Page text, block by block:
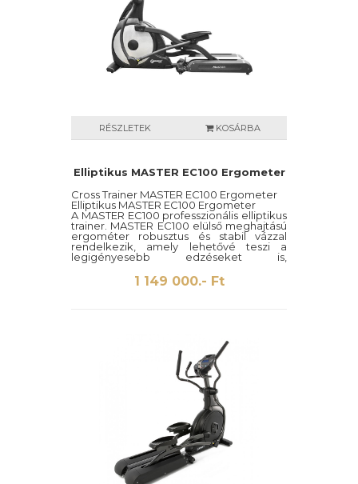
RÉSZLETEK KOSÁRBA
Elliptikus MASTER EC100 Ergometer
Cross Trainer MASTER EC100 Ergometer
Elliptikus MASTER EC100 Ergometer
A MASTER EC100 professzionális elliptikus
trainer. MASTER EC100 elülső meghajtású
ergométer robusztus és stabil vázzal
rendelkezik, amely lehetővé teszi a
legigényesebb edzéseket is,
köszönhetően a széles terhelési
tartománynak. A nagyszerű ergonómiát a
kivételesen hosszú és sima járás, a hosszú
1 149 000.- Ft